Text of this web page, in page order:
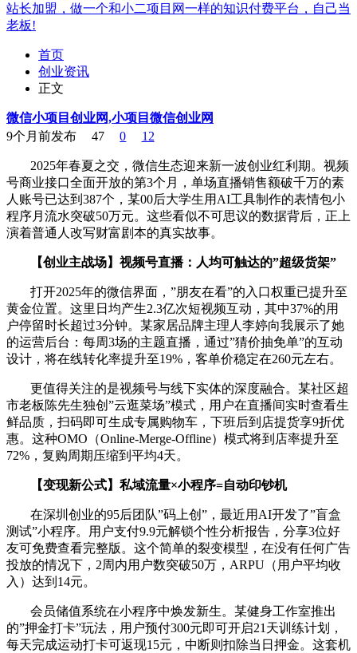
站长加盟，做一个和小二项目网一样的知识付费平台，自己当
老板!
首页
创业资讯
正文
微信小项目创业网,小项目微信创业网
9个月前发布
47 0 12
2025年春夏之交，微信生态迎来新一波创业红利期。视频
号商业接口全面开放的第3个月，单场直播销售额破千万的素
人账号已达到387个，某00后大学生用AI工具制作的表情包小
程序月流水突破50万元。这些看似不可思议的数据背后，正上
演着普通人改写财富剧本的真实故事。
【创业主战场】视频号直播：人均可触达的”超级货架”
打开2025年的微信界面，”朋友在看”的入口权重已提升至
黄金位置。这里日均产生2.3亿次短视频互动，其中37%的用
户停留时长超过3分钟。某家居品牌主理人李婷向我展示了她
的运营后台：每周3场的主题直播，通过”猜价抽免单”的互动
设计，将在线转化率提升至19%，客单价稳定在260元左右。
更值得关注的是视频号与线下实体的深度融合。某社区超
市老板陈先生独创”云逛菜场”模式，用户在直播间实时查看生
鲜品质，扫码即可生成专属购物车，下班后到店提货享9折优
惠。这种OMO（Online-Merge-Offline）模式将到店率提升至
72%，复购周期压缩到平均4天。
【变现新公式】私域流量×小程序=自动印钞机
在深圳创业的95后团队”码上创”，最近用AI开发了”盲盒
测试”小程序。用户支付9.9元解锁个性分析报告，分享3位好
友可免费查看完整版。这个简单的裂变模型，在没有任何广告
投放的情况下，2周内用户数突破50万，ARPU（用户平均收
入）达到14元。
会员储值系统在小程序中焕发新生。某健身工作室推出
的”押金打卡”玩法，用户预付300元即可开启21天训练计划，
每天完成运动打卡可返现15元，中断则扣除当日押金。这套机